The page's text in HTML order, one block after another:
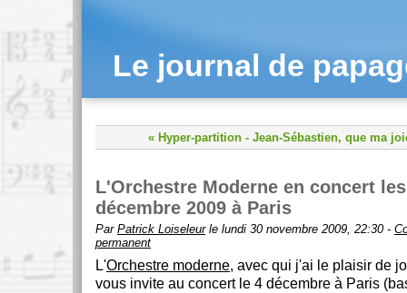
Le journal de
« Hyper-partition - Jean-Sébastien, que ma
L'Orchestre Moderne en concert
décembre 2009 à Paris
Par Patrick Loiseleurle lundi 30 novembre 2009, 22:30 -
permanent
L'Orchestre moderne, avec qui j'ai le plaisir de
vous invite au concert le 4 décembre à Paris